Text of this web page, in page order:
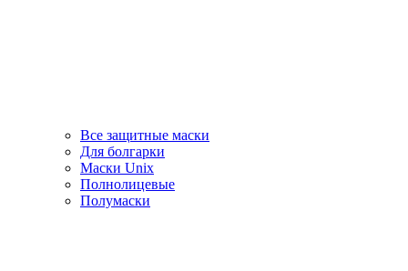
Все защитные маски
Для болгарки
Маски Unix
Полнолицевые
Полумаски